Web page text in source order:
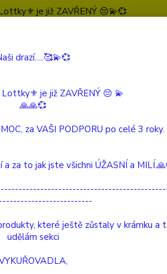
je již ZAVŘENÝ 😔💫💞
(Po-
PLEMENA
Akce Doprava ZDARMA
drazí.....🥰💫💞
je již ZAVŘENÝ 😔 💫
🙏🙏💞
za VAŠI PODPORU po celé 3 roky.
a za to jak jste všichni ÚŽASNÍ a
které ještě zůstaly v krámku a
udělám sekci